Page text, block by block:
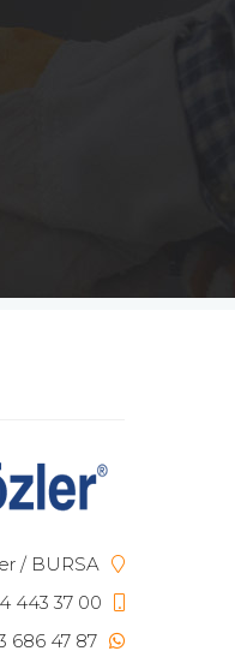
/ BURSA
443 37 00
686 47 87